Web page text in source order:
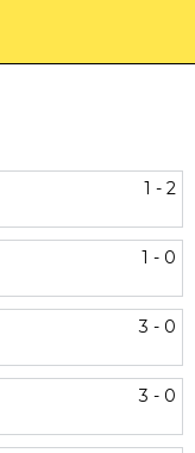
1 - 2
1 - 0
3 - 0
3 - 0